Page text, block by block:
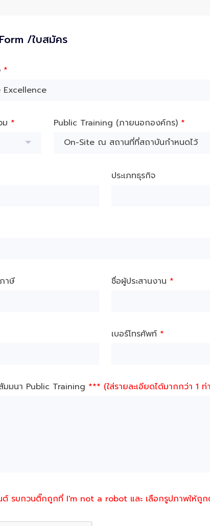
/ใบสมัคร
*
ม * Public Training (ภายนอกองค์กร) *
On-Site ณ สถานที่ที่สถาบันกำหนดไว้
ประเภทธุรกิจ
าษี ชื่อผู้ประสานงาน *
เบอร์โทรศัพท์ *
มมนา Public Training *** (ใส่รายละเอียดได้มากกว่า 1
ต์ รบกวนติ๊กถูกที่ I'm not a robot และ เลือกรูปภาพให้ถู